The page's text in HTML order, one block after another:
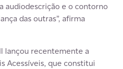
audiodescrição e o contorno
das outras”, afirma
lançou recentemente a
Acessíveis, que constitui